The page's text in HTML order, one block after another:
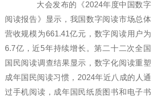
大会发布的《2024年度中国数字
阅读报告》显示，我国数字阅读市场总体
营收规模为661.41亿元，数字阅读用户为
6.7亿，近5年持续增长。第二十二次全国
国民阅读调查结果显示，数字化阅读重塑
成年国民阅读习惯，2024年近八成的人通
过手机阅读，成年国民纸质图书和电子书